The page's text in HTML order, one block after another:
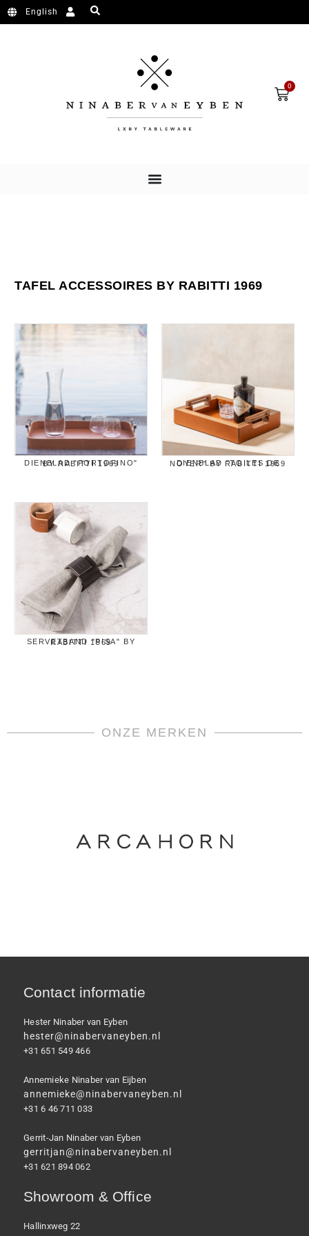
English
0
TAFEL ACCESSOIRES BY RABITTI 1969
DIENBLAD "PORTOFINO" BY RABITTI 1969 DIENBLAD "TOILES DE NOYER" BY RABITTI 1969
SERVETBAND "PISA" BY RABITTI 1969
ONZE MERKEN
Contact informatie
Hester Ninaber van Eyben
hester@ninabervaneyben.nl
+31 651 549 466
Annemieke Ninaber van Eijben
annemieke@ninabervaneyben.nl
+31 6 46 711 033
Gerrit-Jan Ninaber van Eyben
gerritjan@ninabervaneyben.nl
+31 621 894 062
Showroom & Office
Hallinxweg 22